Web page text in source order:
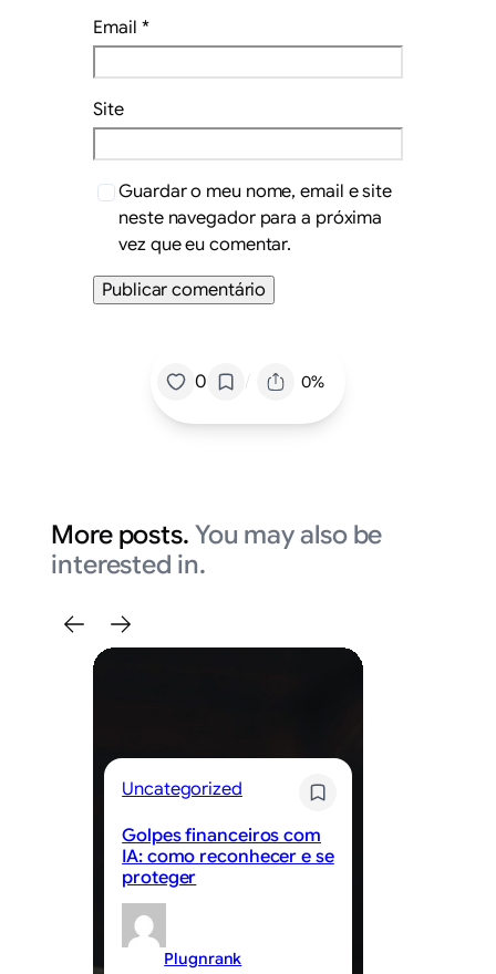
Email *
Site
Guardar o meu nome, email e site
neste navegador para a próxima
vez que eu comentar.
0 / 0%
More posts. You may also be
interested in.
Uncategorized
Golpes financeiros com
IA: como reconhecer e se
proteger
Plugnrank